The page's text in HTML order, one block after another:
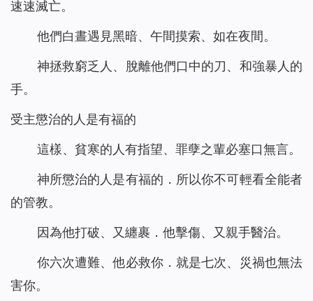
速速滅亡。
他們白晝遇見黑暗、午間摸索、如在夜間。
神拯救窮乏人、脫離他們口中的刀、和強暴人的
手。
受主懲治的人是有福的
這樣、貧寒的人有指望、罪孽之輩必塞口無言。
神所懲治的人是有福的．所以你不可輕看全能者
的管教。
因為他打破、又纏裹．他擊傷、又親手醫治。
你六次遭難、他必救你．就是七次、災禍也無法
害你。